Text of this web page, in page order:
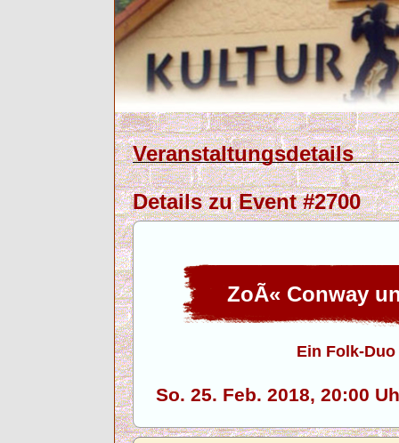
Veranstaltungsdetails
Details zu Event #2700
ZoÃ« Conway
Ein Folk-
So. 25. Feb. 2018,